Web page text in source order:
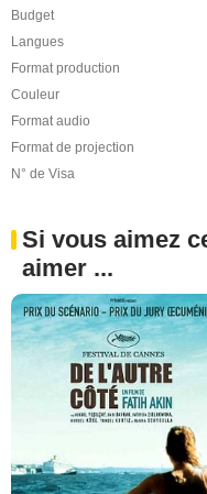
Budget
Langues
Format production
Couleur
Format audio
Format de projection
N° de Visa
Si vous aimez
aimer ...